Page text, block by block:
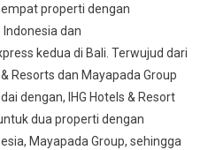
properti dengan
dan
kedua di Bali. Terwujud dari
Resorts dan Mayapada Group
dengan, IHG Hotels & Resort
dua properti dengan
Mayapada Group, sehingga